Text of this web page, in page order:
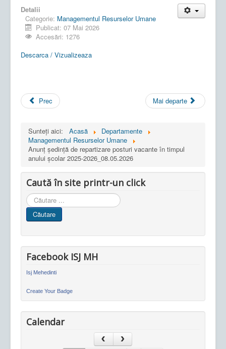
Detalii
Categorie: Managementul Resurselor Umane
Publicat: 07 Mai 2026
Accesări: 1276
Descarca / Vizualizeaza
Prec Mai departe
Sunteți aici: Acasă
Departamente
Managementul Resurselor Umane
Anunț ședință de repartizare posturi vacante în timpul
anului școlar 2025-2026_08.05.2026
Caută în site printr-un click
Cauta
in
site
Căutare
Facebook ISJ MH
Isj Mehedinti
Create Your Badge
Calendar